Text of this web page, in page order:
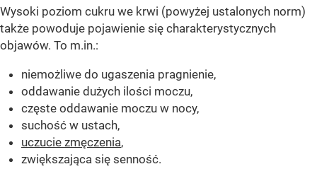
Wysoki poziom cukru we krwi (powyżej ustalonych norm)
także powoduje pojawienie się charakterystycznych
objawów. To m.in.:
niemożliwe do ugaszenia pragnienie,
oddawanie dużych ilości moczu,
częste oddawanie moczu w nocy,
suchość w ustach,
uczucie zmęczenia,
zwiększająca się senność.